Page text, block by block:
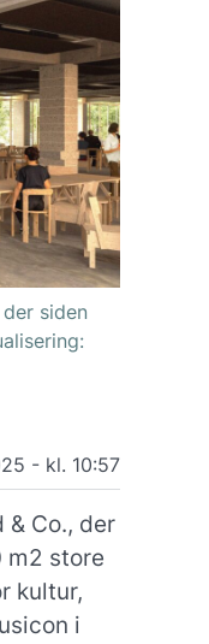
siden
- kl. 10:57
Co., der
m2 store
kultur,
i